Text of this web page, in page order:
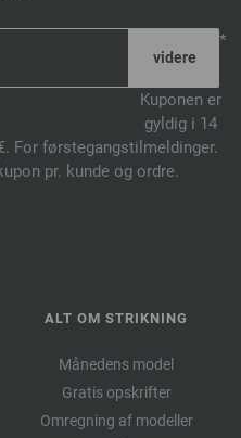
*
Kuponen er
gyldig i 14
For førstegangstilmeldinger.
pr. kunde og ordre.
ALT OM STRIKNING
Månedens model
Gratis opskrifter
Omregning af modeller